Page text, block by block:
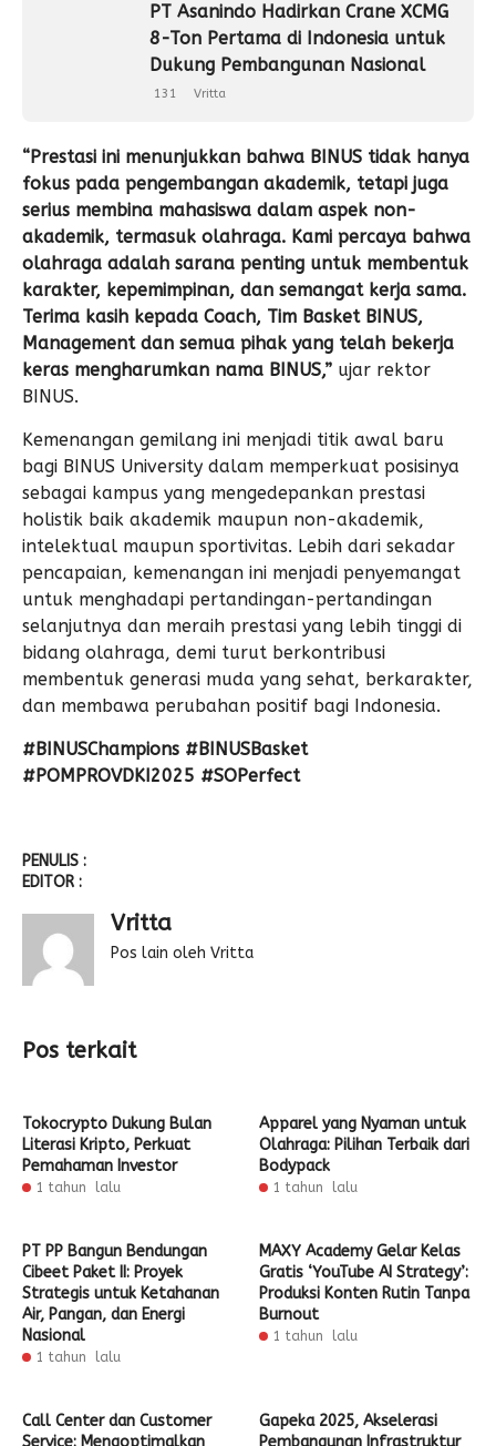
PT Asanindo Hadirkan Crane XCMG
8-Ton Pertama di Indonesia untuk
Dukung Pembangunan Nasional
131 Vritta
“Prestasi ini menunjukkan bahwa BINUS tidak hanya
fokus pada pengembangan akademik, tetapi juga
serius membina mahasiswa dalam aspek non-
akademik, termasuk olahraga. Kami percaya bahwa
olahraga adalah sarana penting untuk membentuk
karakter, kepemimpinan, dan semangat kerja sama.
Terima kasih kepada Coach, Tim Basket BINUS,
Management dan semua pihak yang telah bekerja
keras mengharumkan nama BINUS,” ujar rektor
BINUS.
Kemenangan gemilang ini menjadi titik awal baru
bagi BINUS University dalam memperkuat posisinya
sebagai kampus yang mengedepankan prestasi
holistik baik akademik maupun non-akademik,
intelektual maupun sportivitas. Lebih dari sekadar
pencapaian, kemenangan ini menjadi penyemangat
untuk menghadapi pertandingan-pertandingan
selanjutnya dan meraih prestasi yang lebih tinggi di
bidang olahraga, demi turut berkontribusi
membentuk generasi muda yang sehat, berkarakter,
dan membawa perubahan positif bagi Indonesia.
#BINUSChampions #BINUSBasket
#POMPROVDKI2025 #SOPerfect
PENULIS :
EDITOR :
Vritta
Pos lain oleh Vritta
Pos terkait
Tokocrypto Dukung Bulan
Literasi Kripto, Perkuat
Pemahaman Investor
1 tahun lalu
Apparel yang Nyaman untuk
Olahraga: Pilihan Terbaik dari
Bodypack
1 tahun lalu
PT PP Bangun Bendungan
Cibeet Paket II: Proyek
Strategis untuk Ketahanan
Air, Pangan, dan Energi
Nasional
1 tahun lalu
MAXY Academy Gelar Kelas
Gratis ‘YouTube AI Strategy’:
Produksi Konten Rutin Tanpa
Burnout
1 tahun lalu
Call Center dan Customer
Service: Mengoptimalkan
Gapeka 2025, Akselerasi
Pembangunan Infrastruktur